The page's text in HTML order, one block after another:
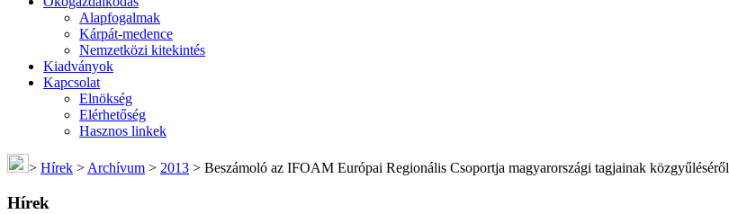
Alapfogalmak
Kárpát-medence
Nemzetközi kitekintés
Kiadványok
Kapcsolat
Elnökség
Elérhetőség
Hasznos linkek
> Hírek > Archívum > 2013 > Beszámoló az IFOAM Európai Regionális Csoportja magyarországi tagjainak közgyűléséről
Hírek